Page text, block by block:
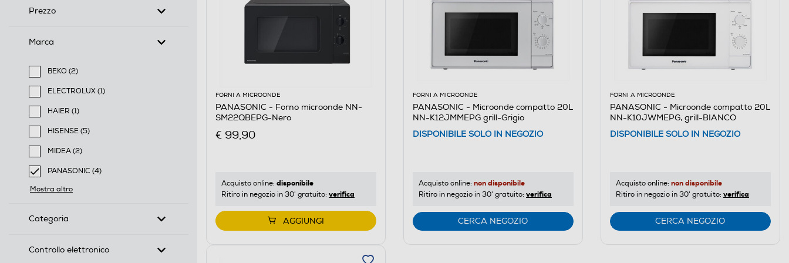
Prezzo
Marca
BEKO (2)
Filtra per Marca: BEKO
ELECTROLUX (1)
Filtra per Marca: ELECTROLUX
HAIER (1)
Filtra per Marca: HAIER
HISENSE (5)
Filtra per Marca: HISENSE
MIDEA (2)
Filtra per Marca: MIDEA
PANASONIC (4)
selected Filtro applicato per Marca: PANASONIC
Mostra altro
Categoria
Controllo elettronico
FORNI A MICROONDE
PANASONIC - Forno microonde NN-
SM22QBEPG-Nero
€ 99,90
Acquisto online: disponibile
Ritiro in negozio in 30' gratuito: verifica
AGGIUNGI
FORNI A MICROONDE
PANASONIC - Microonde compatto 20L
NN-K12JMMEPG grill-Grigio
DISPONIBILE SOLO IN NEGOZIO
Acquisto online: non disponibile
Ritiro in negozio in 30' gratuito: verifica
CERCA NEGOZIO
FORNI A MICROONDE
PANASONIC - Microonde compatto 20L
NN-K10JWMEPG, grill-BIANCO
DISPONIBILE SOLO IN NEGOZIO
Acquisto online: non disponibile
Ritiro in negozio in 30' gratuito: verifica
CERCA NEGOZIO